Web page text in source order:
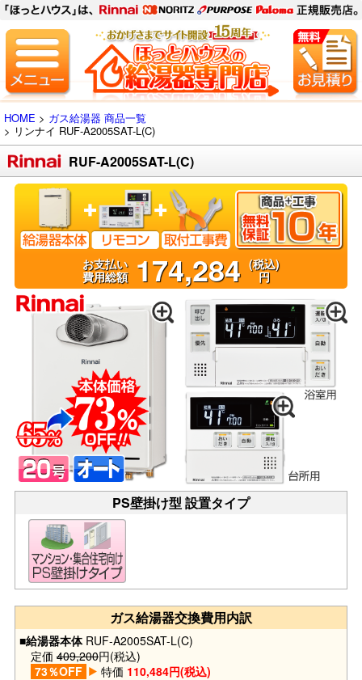
HOME > ガス給湯器 商品一覧
> リンナイ RUF-A2005SAT-L(C)
RUF-A2005SAT-L(C)
お支払い
費用総額174,284 (税込)
円
PS壁掛け型 設置タイプ
ガス給湯器交換費用内訳
■給湯器本体RUF-A2005SAT-L(C)
定価 409,200円(税込)
73％OFF
特価 110,484円(税込)